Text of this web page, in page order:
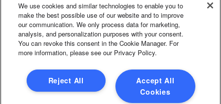
n
e
r
n
e
u
e
R
g
n
e
r
n
e
u
R
e
g
Legal Notice for Social Media
Bewerbungsbedingungen
We use cookies and similar technologies to enable you to
make the best possible use of our website and to improve
our communication. We only process data for marketing,
analysis, and personalization purposes with your consent.
You can revoke this consent in the Cookie Manager. For
more information, please see our Privacy Policy.
Accept All
Cookies
Reject All